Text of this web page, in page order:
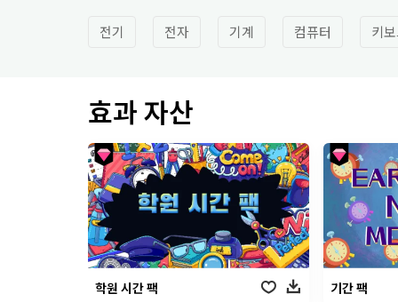
전기 전자 기계 컴퓨터 키
효과 자산
학원 시간 팩 기간 팩